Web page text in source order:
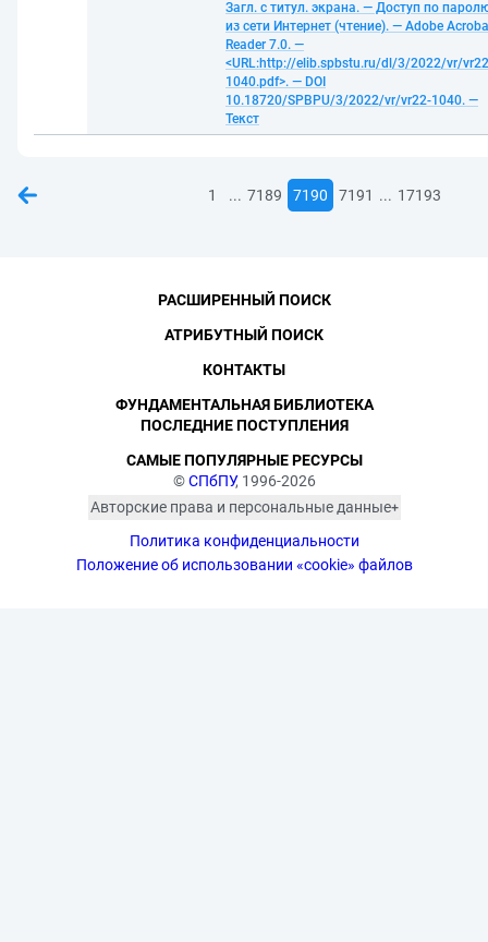
Загл. с титул. экрана. — Доступ по
из сети Интернет (чтение). — Adobe
Reader 7.0. —
<URL:http://elib.spbstu.ru/dl/3/2022/vr/
1040.pdf>. — DOI
10.18720/SPBPU/3/2022/vr/vr22-1040. —
Текст
1 ... 7189 7190 7191 ... 17193
©СПбПУ, 1996-2026
Авторские права и персональные данные
изображённых лиц в соответствии
с требованиями законодательства
Политика конфиденциальности
Положение об использовании «cookie» файлов
РАСШИРЕННЫЙ ПОИСК
АТРИБУТНЫЙ ПОИСК
КОНТАКТЫ
ФУНДАМЕНТАЛЬНАЯ БИБЛИОТЕКА
ПОСЛЕДНИЕ ПОСТУПЛЕНИЯ
САМЫЕ ПОПУЛЯРНЫЕ РЕСУРСЫ